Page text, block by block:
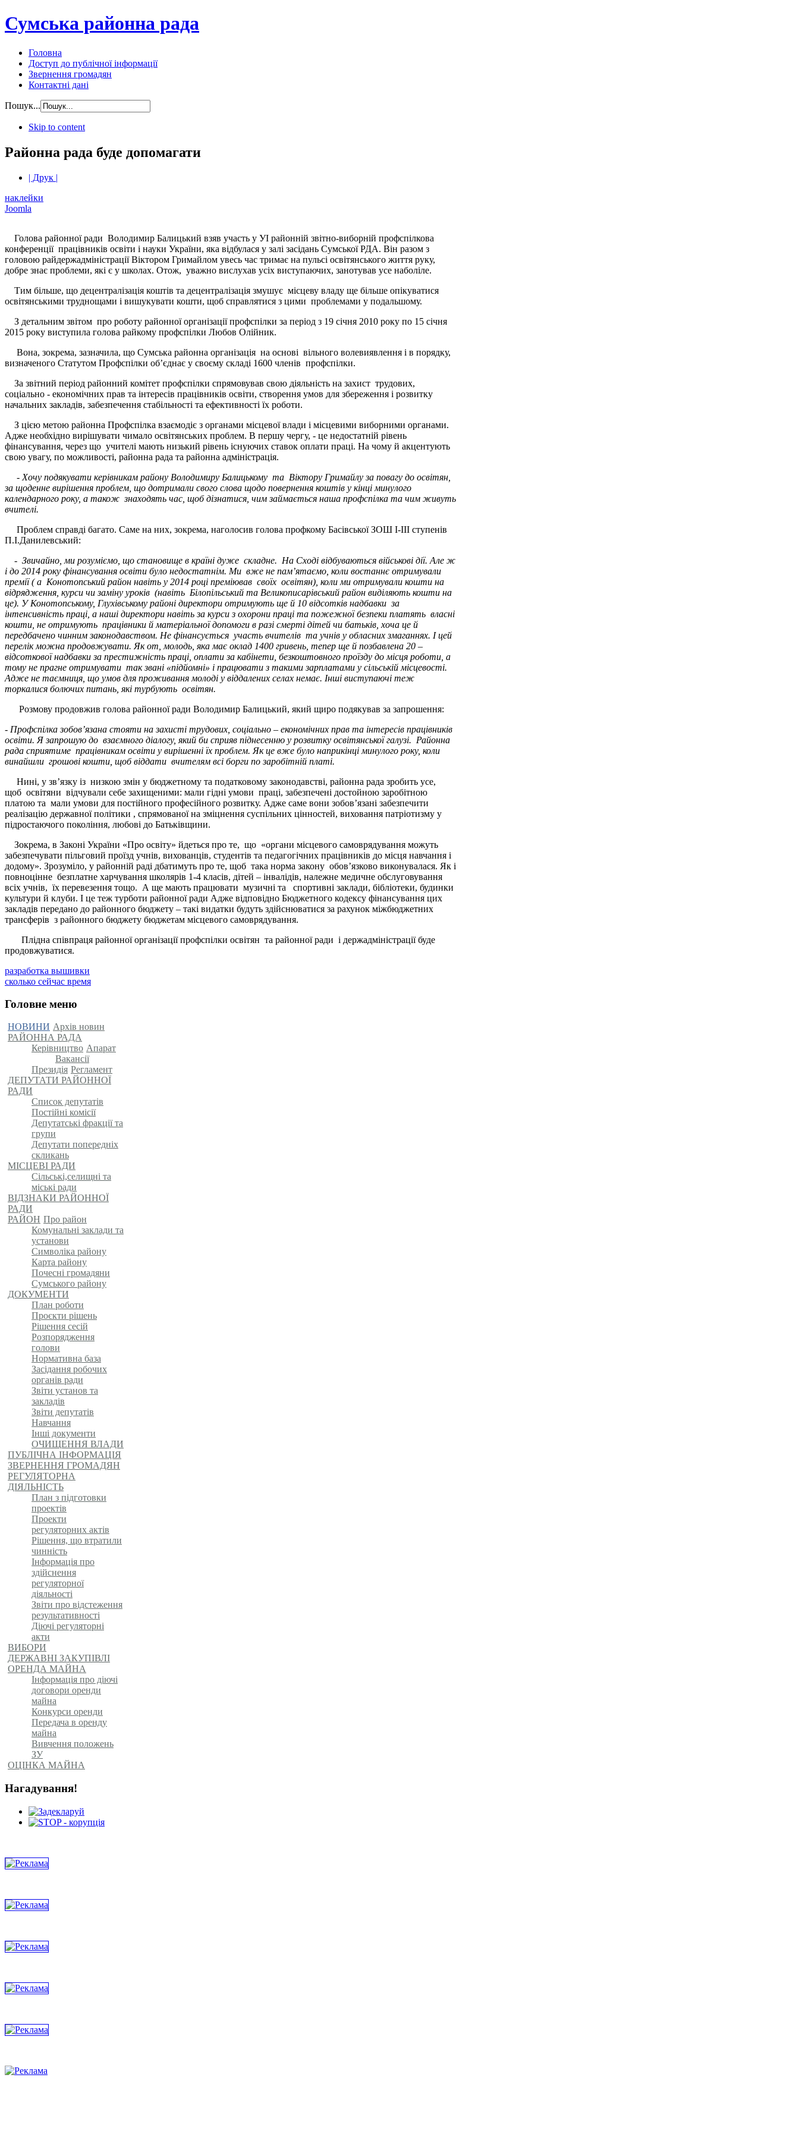
Сумська районна рада
Головна
Доступ до публічної інформації
Звернення громадян
Контактні дані
Пошук...
Skip to content
Районна рада буде допомагати
| Друк |
наклейки
Joomla
Голова районної ради Володимир Балицький взяв участь у УІ районній звітно-виборній профспілкова
конференції працівників освіти і науки України, яка відбулася у залі засідань Сумської РДА. Він разом з
головою райдержадміністрації Віктором Гримайлом увесь час тримає на пульсі освітянського життя руку,
добре знає проблеми, які є у школах. Отож, уважно вислухав усіх виступаючих, занотував усе наболіле.
Тим більше, що децентралізація коштів та децентралізація змушує місцеву владу ще більше опікуватися
освітянськими труднощами і вишукувати кошти, щоб справлятися з цими проблемами у подальшому.
З детальним звітом про роботу районної організації профспілки за період з 19 січня 2010 року по 15 січня
2015 року виступила голова райкому профспілки Любов Олійник.
Вона, зокрема, зазначила, що Сумська районна організація на основі вільного волевиявлення і в порядку,
визначеного Статутом Профспілки об’єднає у своєму складі 1600 членів профспілки.
За звітний період районний комітет профспілки спрямовував свою діяльність на захист трудових,
соціально - економічних прав та інтересів працівників освіти, створення умов для збереження і розвитку
начальних закладів, забезпечення стабільності та ефективності їх роботи.
З цією метою районна Профспілка взаємодіє з органами місцевої влади і місцевими виборними органами.
Адже необхідно вирішувати чимало освітянських проблем. В першу чергу, - це недостатній рівень
фінансування, через що учителі мають низький рівень існуючих ставок оплати праці. На чому й акцентують
свою увагу, по можливості, районна рада та районна адміністрація.
- Хочу подякувати керівникам району Володимиру Балицькому та Віктору Гримайлу за повагу до освітян,
за щоденне вирішення проблем, що дотримали свого слова щодо повернення коштів у кінці минулого
календарного року, а також знаходять час, щоб дізнатися, чим займається наша профспілка та чим живуть
вчителі.
Проблем справді багато. Саме на них, зокрема, наголосив голова профкому Басівської ЗОШ І-ІІІ ступенів
П.І.Данилевський:
- Звичайно, ми розуміємо, що становище в країні дуже складне. На Сході відбуваються військові дії. Але ж
і до 2014 року фінансування освіти було недостатнім. Ми вже не пам’ятаємо, коли востаннє отримували
премії ( а Конотопський район навіть у 2014 році преміював своїх освітян), коли ми отримували кошти на
відрядження, курси чи заміну уроків (навіть Білопільський та Великописарівський район виділяють кошти на
це). У Конотопському, Глухівському районі директори отримують ще й 10 відсотків надбавки за
інтенсивність праці, а наші директори навіть за курси з охорони праці та пожежної безпеки платять власні
кошти, не отримують працівники й матеріальної допомоги в разі смерті дітей чи батьків, хоча це й
передбачено чинним законодавством. Не фінансується участь вчителів та учнів у обласних змаганнях. І цей
перелік можна продовжувати. Як от, молодь, яка має оклад 1400 гривень, тепер ще й позбавлена 20 –
відсоткової надбавки за престижність праці, оплати за кабінети, безкоштовного проїзду до місця роботи, а
тому не прагне отримувати так звані «підйомні» і працювати з такими зарплатами у сільській місцевості.
Адже не таємниця, що умов для проживання молоді у віддалених селах немає. Інші виступаючі теж
торкалися болючих питань, які турбують освітян.
Розмову продовжив голова районної ради Володимир Балицький, який щиро подякував за запрошення:
- Профспілка зобов’язана стояти на захисті трудових, соціально – економічних прав та інтересів працівників
освіти. Я запрошую до взаємного діалогу, який би сприяв піднесенню у розвитку освітянської галузі. Районна
рада сприятиме працівникам освіти у вирішенні їх проблем. Як це вже було наприкінці минулого року, коли
винайшли грошові кошти, щоб віддати вчителям всі борги по заробітній платі.
Нині, у зв’язку із низкою змін у бюджетному та податковому законодавстві, районна рада зробить усе,
щоб освітяни відчували себе захищеними: мали гідні умови праці, забезпечені достойною заробітною
платою та мали умови для постійного професійного розвитку. Адже саме вони зобов’язані забезпечити
реалізацію державної політики , спрямованої на зміцнення суспільних цінностей, виховання патріотизму у
підростаючого покоління, любові до Батьківщини.
Зокрема, в Законі України «Про освіту» йдеться про те, що «органи місцевого самоврядування можуть
забезпечувати пільговий проїзд учнів, вихованців, студентів та педагогічних працівників до місця навчання і
додому». Зрозуміло, у районній раді дбатимуть про те, щоб така норма закону обов’язково виконувалася. Як і
повноцінне безплатне харчування школярів 1-4 класів, дітей – інвалідів, належне медичне обслуговування
всіх учнів, їх перевезення тощо. А ще мають працювати музичні та спортивні заклади, бібліотеки, будинки
культури й клуби. І це теж турботи районної ради Адже відповідно Бюджетного кодексу фінансування цих
закладів передано до районного бюджету – такі видатки будуть здійснюватися за рахунок міжбюджетних
трансферів з районного бюджету бюджетам місцевого самоврядування.
Плідна співпраця районної організації профспілки освітян та районної ради і держадміністрації буде
продовжуватися.
разработка вышивки
сколько сейчас время
Головне меню
НОВИНИ Архів новин
РАЙОННА РАДА
Керівництво Апарат
Вакансії
Президія Регламент
ДЕПУТАТИ РАЙОННОЇ
РАДИ
Список депутатів
Постійні комісії
Депутатські фракції та
групи
Депутати попередніх
скликань
МІСЦЕВІ РАДИ
Сільські,селищні та
міські ради
ВІДЗНАКИ РАЙОННОЇ
РАДИ
РАЙОН Про район
Комунальні заклади та
установи
Символіка району
Карта району
Почесні громадяни
Сумського району
ДОКУМЕНТИ
План роботи
Проєкти рішень
Рішення сесій
Розпорядження
голови
Нормативна база
Засідання робочих
органів ради
Звіти установ та
закладів
Звіти депутатів
Навчання
Інші документи
ОЧИЩЕННЯ ВЛАДИ
ПУБЛІЧНА ІНФОРМАЦІЯ
ЗВЕРНЕННЯ ГРОМАДЯН
РЕГУЛЯТОРНА
ДІЯЛЬНІСТЬ
План з підготовки
проектів
Проекти
регуляторних актів
Рішення, що втратили
чинність
Інформація про
здійснення
регуляторної
діяльності
Звіти про відстеження
результативності
Діючі регуляторні
акти
ВИБОРИ
ДЕРЖАВНІ ЗАКУПІВЛІ
ОРЕНДА МАЙНА
Інформація про діючі
договори оренди
майна
Конкурси оренди
Передача в оренду
майна
Вивчення положень
ЗУ
ОЦІНКА МАЙНА
Нагадування!